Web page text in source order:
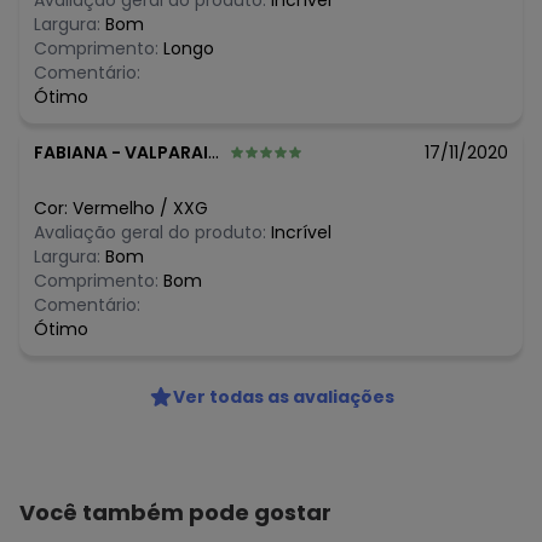
junho/2026
maio/2026
abril/2026
março/2026
Largura: Bom
Comprimento: Longo
Comentário:
Ótimo
FABIANA - VALPARAISO DE GOIAS - GO 17/11/2020
Cor: Vermelho / XXG
Avaliação geral do produto: Incrível
Largura: Bom
Comprimento: Bom
Comentário:
Ótimo
Ver todas as avaliações
Você também pode gostar